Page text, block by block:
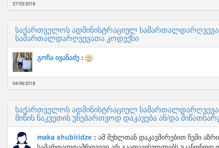
27/03/2018
საქართველოს ადმინისტრაციულ
სამართალდარღვევათა კოდექსი
გოჩა ივანაძე
04/06/2018
საქართველოს ადმინისტრაციულ
მიწის ნაკვეთის უნებართვოდ დაკავება ან/და
maka shubitidze
ამ მუხლთან დაკავშირებით ჩემი